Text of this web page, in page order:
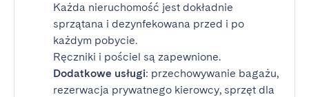
Każda nieruchomość jest dokładnie
sprzątana i dezynfekowana przed i po
każdym pobycie.
Ręczniki i pościel są zapewnione.
Dodatkowe usługi: przechowywanie bagażu,
rezerwacja prywatnego kierowcy, sprzęt dla